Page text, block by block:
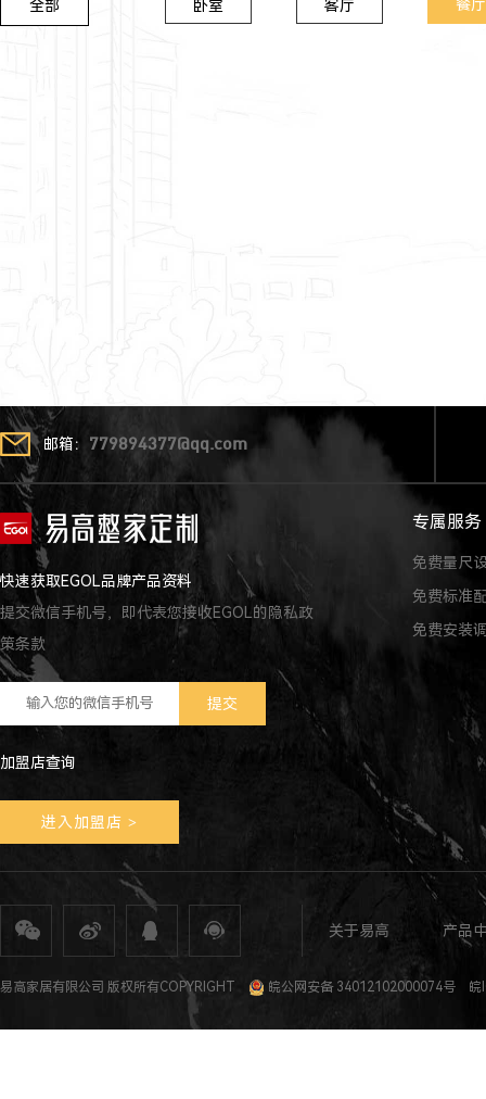
全部 卧室 客厅 餐厅
邮箱： 779894377@qq.com
快速获取EGOL品牌产品资料
提交微信手机号，即代表您接收EGOL的隐私政
策条款
加盟店查询
进入加盟店 >
专属服务
免费量尺
免费标准
免费安装
关于易高 产品
全屋定制 定制家具 整体家居 衣柜定制 橱柜定制 全屋定制加盟 全屋整装 全屋定制
易高家居有限公司 版权所有COPYRIGHT 皖公网安备 34012102000074号 皖